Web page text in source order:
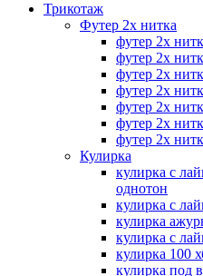
Трикотаж
Футер 2х нитка
футер 2х
футер 2х
футер 2х
футер 2х
футер 2х
футер 2х
футер 2х
Кулирка
кулирка с
однотон
кулирка с
кулирка
кулирка с
кулирка 100
кулирка под